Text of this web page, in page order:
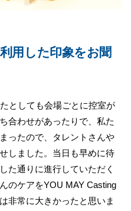
用した印象をお聞
としても会場ごとに控室が
合わせがあったりで、私た
ったので、タレントさんや
しました。当日も早めに待
た通りに進行していただく
のケアをYOU MAY Casting
非常に大きかったと思いま